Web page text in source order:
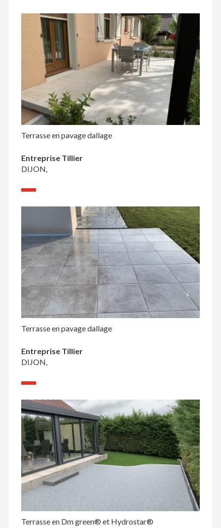
Terrasse en pavage dallage
Entreprise Tillier
DIJON,
Terrasse en pavage dallage
Entreprise Tillier
DIJON,
Terrasse en Dm green® et Hydrostar®